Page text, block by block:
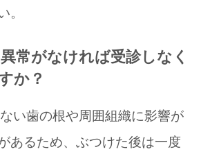
。
常がなければ受診しなく
か？
い歯の根や周囲組織に影響が
あるため、ぶつけた後は一度